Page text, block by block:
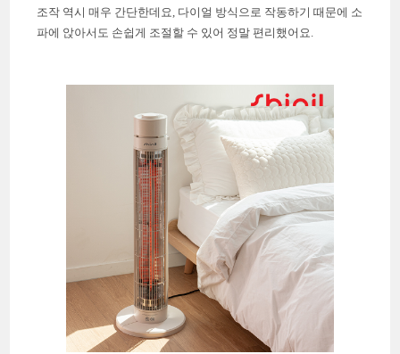
조작 역시 매우 간단한데요, 다이얼 방식으로 작동하기 때문에 소
파에 앉아서도 손쉽게 조절할 수 있어 정말 편리했어요.